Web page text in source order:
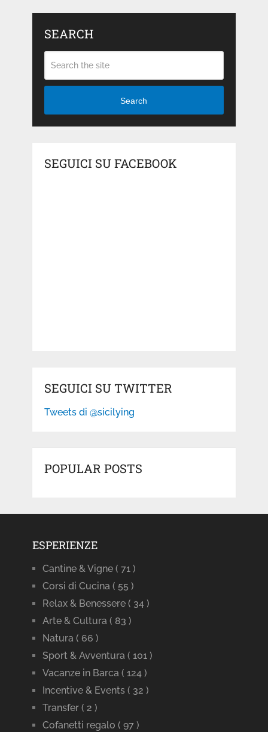
SEARCH
Search
SEGUICI SU FACEBOOK
SEGUICI SU TWITTER
Tweets di @sicilying
POPULAR POSTS
ESPERIENZE
Cantine & Vigne ( 71 )
Corsi di Cucina ( 55 )
Relax & Benessere ( 34 )
Arte & Cultura ( 83 )
Natura ( 66 )
Sport & Avventura ( 101 )
Vacanze in Barca ( 124 )
Incentive & Events ( 32 )
Transfer ( 2 )
Cofanetti regalo ( 97 )